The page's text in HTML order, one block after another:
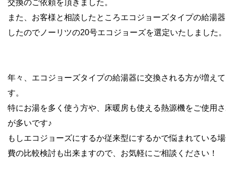
交換のご依頼を頂きました。
また、お客様と相談したところエコジョーズタイプの給湯
したのでノーリツの20号エコジョーズを選定いたしました。
年々、エコジョーズタイプの給湯器に交換される方が増え
す。
特にお湯を多く使う方や、床暖房も使える熱源機をご使用
が多いです♪
もしエコジョーズにするか従来型にするかで悩まれている
費の比較検討も出来ますので、お気軽にご相談ください！